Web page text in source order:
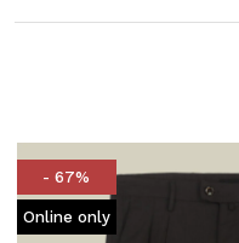
- 67%
Online only